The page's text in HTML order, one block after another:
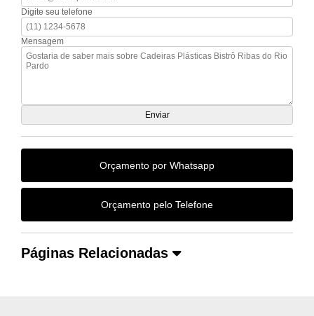
Digite seu telefone
Mensagem
Orçamento por Whatsapp
Orçamento pelo Telefone
Páginas Relacionadas